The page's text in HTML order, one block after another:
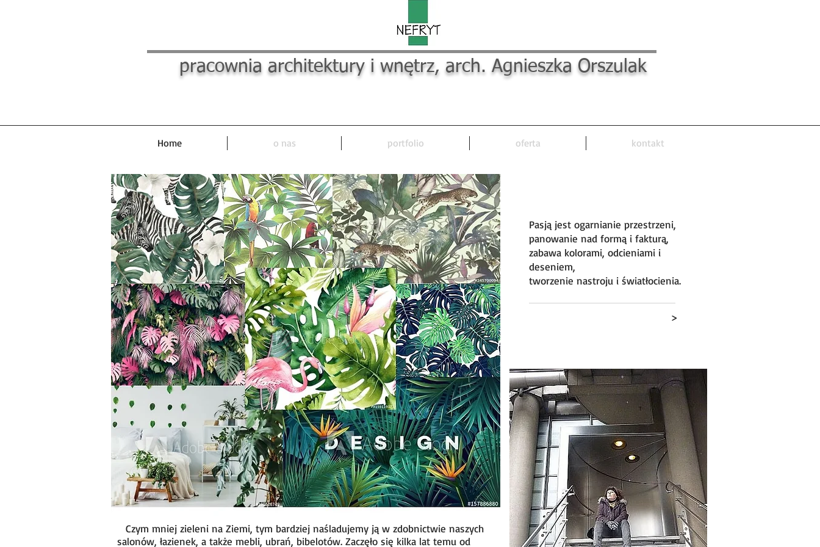
pracownia architektury i wnętrz, arch. Agnieszka Orszulak
Home o nas portfolio oferta kontakt
Czym mniej zieleni na Ziemi, tym bardziej naśladujemy ją w zdobnictwie naszych
salonów, łazienek, a także mebli, ubrań, bibelotów. Zaczęło się kilka lat temu od
Pasją jest ogarnianie przestrzeni,
panowanie nad formą i fakturą,
zabawa kolorami, odcieniami i
deseniem,
tworzenie nastroju i światłocienia.
>